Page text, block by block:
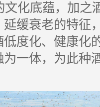
文化底蕴，加之
缓衰老的特征
度化、健康化
一体，为此种